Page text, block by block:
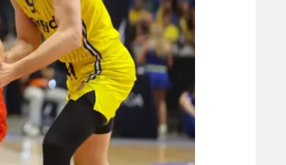
מדיניות פרטיות
תקנון פעילות ספורט 1
רשיון להקרנה פומבית לבית עסק
הצטרפות לחבילת הערוצים
לוח דרושים – ג'ובנט
תגיות
המגזין